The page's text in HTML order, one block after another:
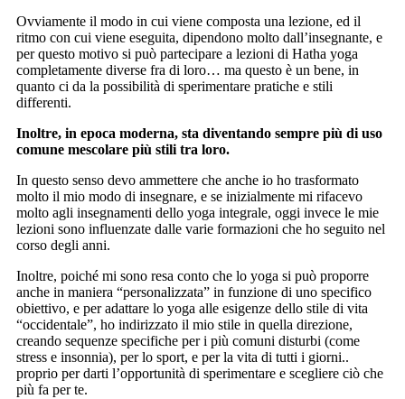
Ovviamente il modo in cui viene composta una lezione, ed il
ritmo con cui viene eseguita, dipendono molto dall’insegnante, e
per questo motivo si può partecipare a lezioni di Hatha yoga
completamente diverse fra di loro… ma questo è un bene, in
quanto ci da la possibilità di sperimentare pratiche e stili
differenti.
Inoltre, in epoca moderna, sta diventando sempre più di uso
comune mescolare più stili tra loro.
In questo senso devo ammettere che anche io ho trasformato
molto il mio modo di insegnare, e se inizialmente mi rifacevo
molto agli insegnamenti dello yoga integrale, oggi invece le mie
lezioni sono influenzate dalle varie formazioni che ho seguito nel
corso degli anni.
Inoltre, poiché mi sono resa conto che lo yoga si può proporre
anche in maniera “personalizzata” in funzione di uno specifico
obiettivo, e per adattare lo yoga alle esigenze dello stile di vita
“occidentale”, ho indirizzato il mio stile in quella direzione,
creando sequenze specifiche per i più comuni disturbi (come
stress e insonnia), per lo sport, e per la vita di tutti i giorni..
proprio per darti l’opportunità di sperimentare e scegliere ciò che
più fa per te.